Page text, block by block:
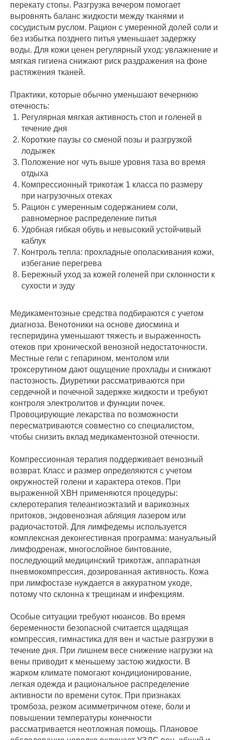
перекату стопы. Разгрузка вечером помогает
выровнять баланс жидкости между тканями и
сосудистым руслом. Рацион с умеренной долей соли и
без избытка позднего питья уменьшает задержку
воды. Для кожи ценен регулярный уход: увлажнение и
мягкая гигиена снижают риск раздражения на фоне
растяжения тканей.
Практики, которые обычно уменьшают вечернюю
отечность:
Регулярная мягкая активность стоп и голеней в
течение дня
Короткие паузы со сменой позы и разгрузкой
лодыжек
Положение ног чуть выше уровня таза во время
отдыха
Компрессионный трикотаж 1 класса по размеру
при нагрузочных отеках
Рацион с умеренным содержанием соли,
равномерное распределение питья
Удобная гибкая обувь и невысокий устойчивый
каблук
Контроль тепла: прохладные ополаскивания кожи,
избегание перегрева
Бережный уход за кожей голеней при склонности к
сухости и зуду
Медикаментозные средства подбираются с учетом
диагноза. Венотоники на основе диосмина и
гесперидина уменьшают тяжесть и выраженность
отеков при хронической венозной недостаточности.
Местные гели с гепарином, ментолом или
троксерутином дают ощущение прохлады и снижают
пастозность. Диуретики рассматриваются при
сердечной и почечной задержке жидкости и требуют
контроля электролитов и функции почек.
Провоцирующие лекарства по возможности
пересматриваются совместно со специалистом,
чтобы снизить вклад медикаментозной отечности.
Компрессионная терапия поддерживает венозный
возврат. Класс и размер определяются с учетом
окружностей голени и характера отеков. При
выраженной ХВН применяются процедуры:
склеротерапия телеангиоэктазий и варикозных
притоков, эндовенозная абляция лазером или
радиочастотой. Для лимфедемы используется
комплексная деконгестивная программа: мануальный
лимфодренаж, многослойное бинтование,
последующий медицинский трикотаж, аппаратная
пневмокомпрессия, дозированная активность. Кожа
при лимфостазе нуждается в аккуратном уходе,
потому что склонна к трещинам и инфекциям.
Особые ситуации требуют нюансов. Во время
беременности безопасной считается щадящая
компрессия, гимнастика для вен и частые разгрузки в
течение дня. При лишнем весе снижение нагрузки на
вены приводит к меньшему застою жидкости. В
жарком климате помогают кондиционирование,
легкая одежда и рациональное распределение
активности по времени суток. При признаках
тромбоза, резком асимметричном отеке, боли и
повышении температуры конечности
рассматривается неотложная помощь. Плановое